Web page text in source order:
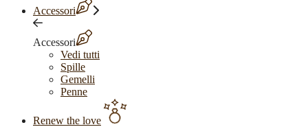
Accessori
Accessori
Vedi tutti
Spille
Gemelli
Penne
Renew the love